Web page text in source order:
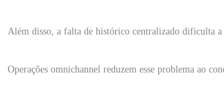
Além disso, a falta de histórico centralizado dificulta
Operações omnichannel reduzem esse problema ao